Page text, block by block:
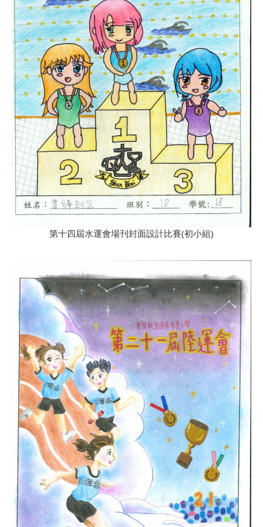
第十四屆水運會場刊封面設計比賽(初小組)